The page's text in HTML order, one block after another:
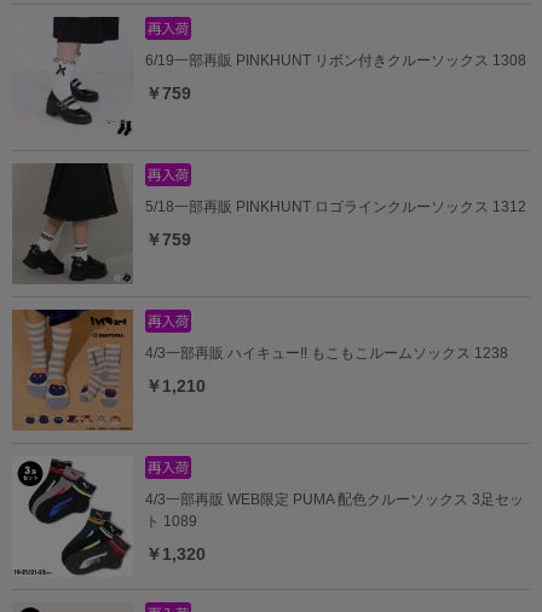
6/19一部再販 PINKHUNT リボン付きクルーソックス 1308
￥759
5/18一部再販 PINKHUNT ロゴラインクルーソックス 1312
￥759
4/3一部再販 ハイキュー!! もこもこルームソックス 1238
￥1,210
4/3一部再販 WEB限定 PUMA 配色クルーソックス 3足セッ
ト 1089
￥1,320